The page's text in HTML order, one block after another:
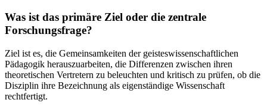
Was ist das primäre Ziel oder die zentrale
Forschungsfrage?
Ziel ist es, die Gemeinsamkeiten der geisteswissenschaftlichen
Pädagogik herauszuarbeiten, die Differenzen zwischen ihren
theoretischen Vertretern zu beleuchten und kritisch zu prüfen, ob die
Disziplin ihre Bezeichnung als eigenständige Wissenschaft
rechtfertigt.